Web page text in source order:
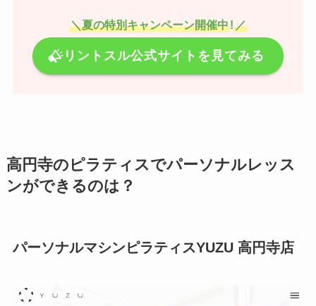
＼夏の特別キャンペーン開催中!／
リントスル公式サイトを見てみる
高円寺のピラティスでパーソナルレッス
ンができるのは？
パーソナルマシンピラティスYUZU 高円寺店